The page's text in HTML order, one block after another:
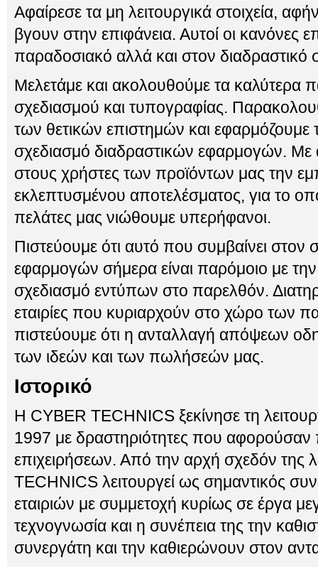
Αφαίρεσε τα μη λειτουργικά στοιχεία,
βγουν στην επιφάνεια. Αυτοί οι κανόνες
παραδοσιακό αλλά και στον διαδραστικό
Μελετάμε και ακολουθούμε τα καλύτερα
σχεδιασμού και τυπογραφίας.
των θετικών επιστημών και εφαρμόζουμε
σχεδιασμό διαδραστικών εφαρμογών.
στους χρήστες των προϊόντων μας την
εκλεπτυσμένου αποτελέσματος, για το
πελάτες μας νιώθουμε υπερήφανοι.
Πιστεύουμε ότι αυτό που συμβαίνει στον
εφαρμογών σήμερα είναι παρόμοιο με
σχεδιασμό εντύπων στο παρελθόν.
εταιρίες που κυριαρχούν στο χώρο των
πιστεύουμε ότι η ανταλλαγή απόψεων
των ιδεών και των πωλήσεών μας.
Ιστορικό
Η CYBER TECHNICS ξεκίνησε τη
1997 με δραστηριότητες που
επιχειρήσεων. Από την αρχή σχεδόν της
TECHNICS λειτουργεί ως σημαντικός
εταιριών με συμμετοχή κυρίως σε έργα
τεχνογνωσία και η συνέπεια της την
συνεργάτη και την καθιερώνουν στον